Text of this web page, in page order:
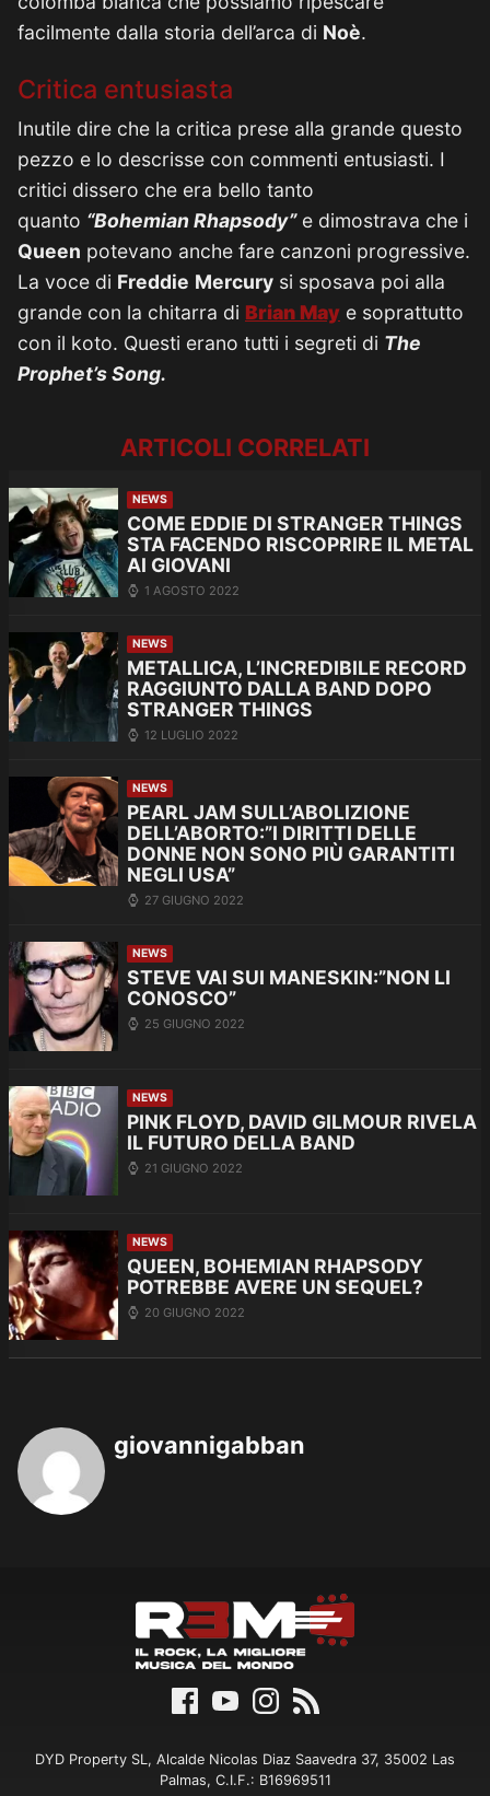
facilmente dalla storia dell’arca di Noè.
Critica entusiasta
Inutile dire che la critica prese alla grande questo
pezzo e lo descrisse con commenti entusiasti. I
critici dissero che era bello tanto
quanto “Bohemian Rhapsody”e dimostrava che i
Queen potevano anche fare canzoni progressive.
La voce di Freddie Mercury si sposava poi alla
grande con la chitarra di Brian May e soprattutto
con il koto. Questi erano tutti i segreti di The
Prophet’s Song.
ARTICOLI CORRELATI
NEWS
COME EDDIE DI STRANGER THINGS
STA FACENDO RISCOPRIRE IL METAL
AI GIOVANI
1 AGOSTO 2022
NEWS
METALLICA, L’INCREDIBILE RECORD
RAGGIUNTO DALLA BAND DOPO
STRANGER THINGS
12 LUGLIO 2022
NEWS
PEARL JAM SULL’ABOLIZIONE
DELL’ABORTO:”I DIRITTI DELLE
DONNE NON SONO PIÙ GARANTITI
NEGLI USA”
27 GIUGNO 2022
NEWS
STEVE VAI SUI MANESKIN:”NON LI
CONOSCO”
25 GIUGNO 2022
NEWS
PINK FLOYD, DAVID GILMOUR RIVELA
IL FUTURO DELLA BAND
21 GIUGNO 2022
NEWS
QUEEN, BOHEMIAN RHAPSODY
POTREBBE AVERE UN SEQUEL?
20 GIUGNO 2022
giovannigabban
DYD Property SL, Alcalde Nicolas Diaz Saavedra 37, 35002 Las
Palmas, C.I.F.: B16969511